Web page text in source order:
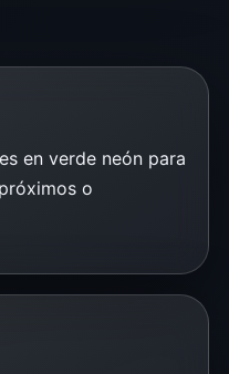
en verde neón para
o